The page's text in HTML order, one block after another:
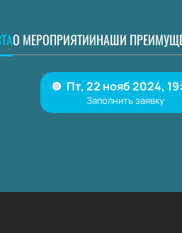
О МЕРОПРИЯТИИНАШИ